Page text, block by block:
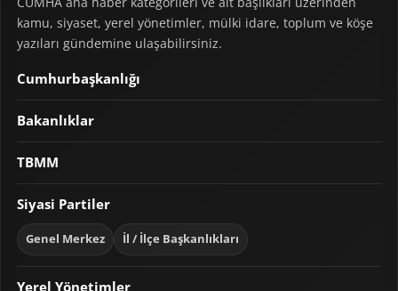
kamu, siyaset, yerel yönetimler, mülki idare, toplum ve köşe
yazıları gündemine ulaşabilirsiniz.
Cumhurbaşkanlığı
Bakanlıklar
TBMM
Siyasi Partiler
Genel Merkez İl / İlçe Başkanlıkları
Yerel Yönetimler